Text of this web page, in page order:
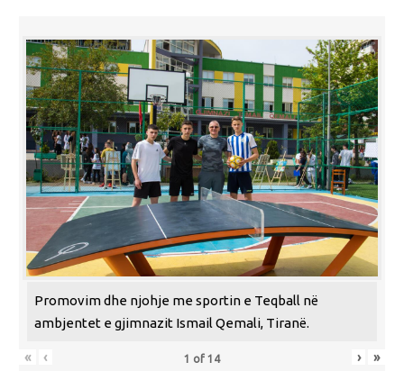
Promovim dhe njohje me sportin e Teqball në
ambjentet e gjimnazit Ismail Qemali, Tiranë.
« ‹ 1 of 14 › »